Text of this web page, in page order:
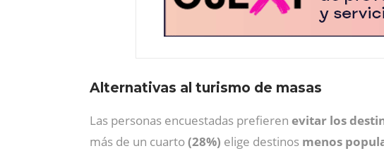
Alternativas al turismo de masas
Las personas encuestadas prefieren evitar los
más de un cuarto(28%) elige destinos menos